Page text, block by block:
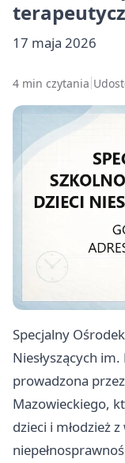
17 maja 2026
4 min czytania
Specjalny
Niesłyszących
prowadzona
Mazowieckiego,
dzieci i młodzież